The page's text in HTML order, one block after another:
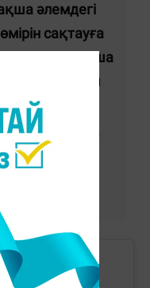
әлемдегі
сақтауға
атқан ақша
күнді біздің
- деп